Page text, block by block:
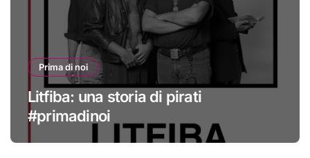
Prima di noi
Litfiba: una storia di pirati
#primadinoi